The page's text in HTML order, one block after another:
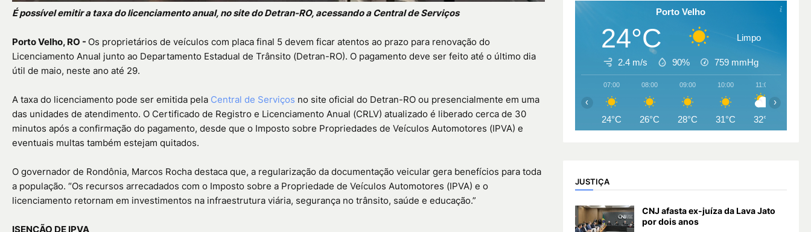
É possível emitir a taxa do licenciamento anual, no site do Detran-RO, acessando a Central de Serviços
Porto Velho, RO - Os proprietários de veículos com placa final 5 devem ficar atentos ao prazo para renovação do
Licenciamento Anual junto ao Departamento Estadual de Trânsito (Detran-RO). O pagamento deve ser feito até o último dia
útil de maio, neste ano até 29.
A taxa do licenciamento pode ser emitida pela Central de Serviços no site oficial do Detran-RO ou presencialmente em uma
das unidades de atendimento. O Certificado de Registro e Licenciamento Anual (CRLV) atualizado é liberado cerca de 30
minutos após a confirmação do pagamento, desde que o Imposto sobre Propriedades de Veículos Automotores (IPVA) e
eventuais multas também estejam quitados.
O governador de Rondônia, Marcos Rocha destaca que, a regularização da documentação veicular gera benefícios para toda
a população. “Os recursos arrecadados com o Imposto sobre a Propriedade de Veículos Automotores (IPVA) e o
licenciamento retornam em investimentos na infraestrutura viária, segurança no trânsito, saúde e educação.”
ISENÇÃO DE IPVA
Porto Velho
24°C Limpo
2.4 m/s 90% 759 mmHg
07:00
24°C
08:00
26°C
09:00
28°C
10:00
31°C
11:00
32°C
‹ ›
JUSTIÇA
CNJ afasta ex-juíza da Lava Jato
por dois anos